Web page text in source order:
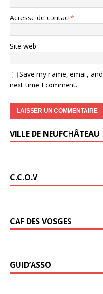
Adresse de contact*
Site web
Save my name, email,
next time I comment.
VILLE DE NEUFCHÂTEAU
C.C.O.V
CAF DES VOSGES
GUID’ASSO